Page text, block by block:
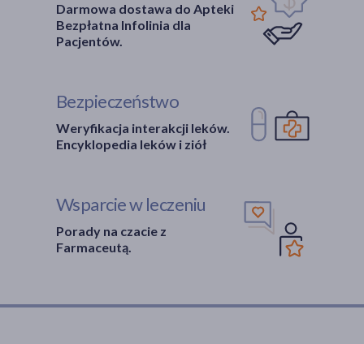
Darmowa dostawa do Apteki
Bezpłatna Infolinia dla
Pacjentów.
Bezpieczeństwo
Weryfikacja interakcji leków.
Encyklopedia leków i ziół
Wsparcie w leczeniu
Porady na czacie z
Farmaceutą.